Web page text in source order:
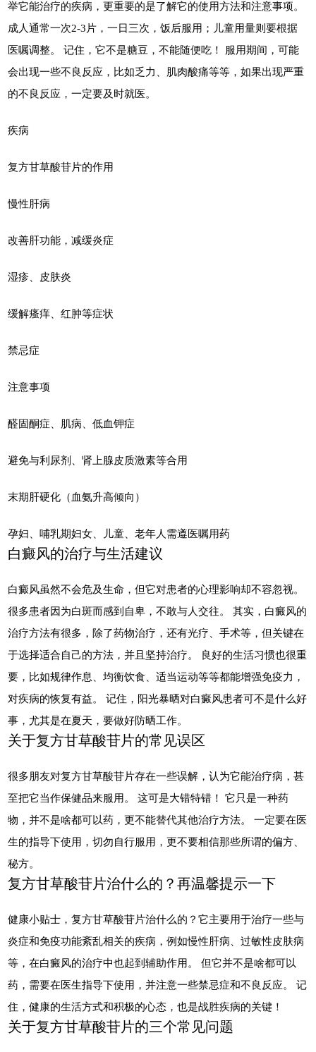
举它能治疗的疾病，更重要的是了解它的使用方法和注意事项。
成人通常一次2-3片，一日三次，饭后服用；儿童用量则要根据
医嘱调整。 记住，它不是糖豆，不能随便吃！ 服用期间，可能
会出现一些不良反应，比如乏力、肌肉酸痛等等，如果出现严重
的不良反应，一定要及时就医。
疾病
复方甘草酸苷片的作用
慢性肝病
改善肝功能，减缓炎症
湿疹、皮肤炎
缓解瘙痒、红肿等症状
禁忌症
注意事项
醛固酮症、肌病、低血钾症
避免与利尿剂、肾上腺皮质激素等合用
末期肝硬化（血氨升高倾向）
孕妇、哺乳期妇女、儿童、老年人需遵医嘱用药
白癜风的治疗与生活建议
白癜风虽然不会危及生命，但它对患者的心理影响却不容忽视。
很多患者因为白斑而感到自卑，不敢与人交往。 其实，白癜风的
治疗方法有很多，除了药物治疗，还有光疗、手术等，但关键在
于选择适合自己的方法，并且坚持治疗。 良好的生活习惯也很重
要，比如规律作息、均衡饮食、适当运动等等都能增强免疫力，
对疾病的恢复有益。 记住，阳光暴晒对白癜风患者可不是什么好
事，尤其是在夏天，要做好防晒工作。
关于复方甘草酸苷片的常见误区
很多朋友对复方甘草酸苷片存在一些误解，认为它能治疗病，甚
至把它当作保健品来服用。 这可是大错特错！ 它只是一种药
物，并不是啥都可以药，更不能替代其他治疗方法。 一定要在医
生的指导下使用，切勿自行服用，更不要相信那些所谓的偏方、
秘方。
复方甘草酸苷片治什么的？再温馨提示一下
健康小贴士，复方甘草酸苷片治什么的？它主要用于治疗一些与
炎症和免疫功能紊乱相关的疾病，例如慢性肝病、过敏性皮肤病
等，在白癜风的治疗中也起到辅助作用。 但它并不是啥都可以
药，需要在医生指导下使用，并注意一些禁忌症和不良反应。 记
住，健康的生活方式和积极的心态，也是战胜疾病的关键！
关于复方甘草酸苷片的三个常见问题